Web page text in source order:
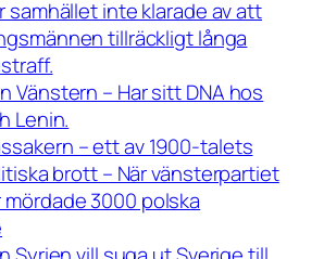
samhället inte klarade av att
tillräckligt långa
Vänstern – Har sitt DNA hos
Lenin.
– ett av 1900-talets
brott – När vänsterpartiet
mördade 3000 polska